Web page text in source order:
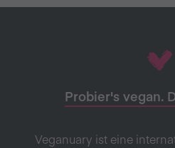
Probier's vegan.
Veganuary ist eine